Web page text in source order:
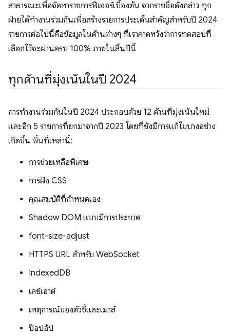
สาธารณะเพื่อจัดหารายการฟีเจอร์เบื้องต้น จากรายชื่อดังกล่าว ทุก
ฝ่ายได้ทำงานร่วมกันเพื่อสร้างรายการประเด็นสำคัญสำหรับปี 2024
รายการต่อไปนี้คือข้อมูลในด้านต่างๆ ที่เราคาดหวังว่าการทดสอบที่
เลือกไว้จะผ่านครบ 100% ภายในสิ้นปีนี้
ทุกด้านที่มุ่งเน้นในปี 2024
การทำงานร่วมกันในปี 2024 ประกอบด้วย 12 ด้านที่มุ่งเน้นใหม่
และอีก 5 รายการที่ยกมาจากปี 2023 โดยที่ยังมีการแก้ไขบางอย่าง
เกิดขึ้น พื้นที่เหล่านี้:
การช่วยเหลือพิเศษ
การฝัง CSS
คุณสมบัติที่กำหนดเอง
Shadow DOM แบบมีการประกาศ
font-size-adjust
HTTPS URL สำหรับ WebSocket
IndexedDB
เลย์เอาต์
เหตุการณ์ของตัวชี้และเมาส์
ป๊อปอัป